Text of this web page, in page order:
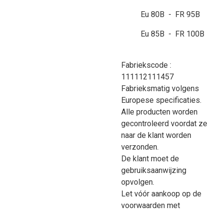
Eu 80B - FR 95B
Eu 85B - FR 100B
Fabriekscode :
111112111457
Fabrieksmatig volgens
Europese specificaties.
Alle producten worden
gecontroleerd voordat ze
naar de klant worden
verzonden.
De klant moet de
gebruiksaanwijzing
opvolgen.
Let vóór aankoop op de
voorwaarden met